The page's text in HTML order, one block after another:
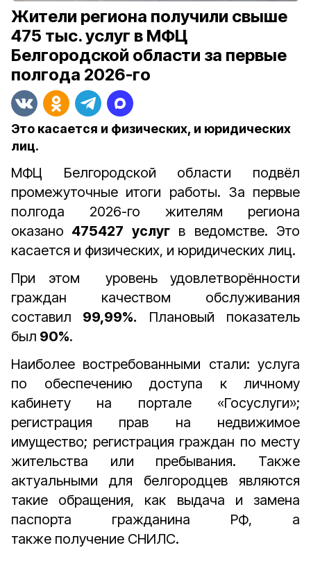
Жители региона получили свыше
475 тыс. услуг в МФЦ
Белгородской области за первые
полгода 2026-го
Это касается и физических, и юридических
лиц.
МФЦ Белгородской области подвёл
промежуточные итоги работы. За первые
полгода 2026-го жителям региона
оказано 475427 услугв ведомстве. Это
касается и физических, и юридических лиц.
При этом уровень удовлетворённости
граждан качеством обслуживания
составил 99,99%. Плановый показатель
был 90%.
Наиболее востребованными стали: услуга
по обеспечению доступа к личному
кабинету на портале «Госуслуги»;
регистрация прав на недвижимое
имущество; регистрация граждан по месту
жительства или пребывания. Также
актуальными для белгородцев являются
такие обращения, как выдача и замена
паспорта гражданина РФ, а
также получение СНИЛС.